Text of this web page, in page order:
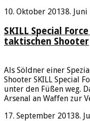
10. Oktober 20138. Juni
SKILL Special
taktischen Shooter
Als Söldner einer
Shooter SKILL Special
unter den Füßen weg.
Arsenal an Waffen zur
17. September 20138.